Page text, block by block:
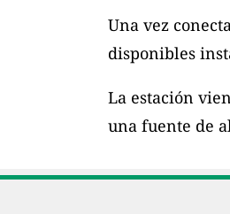
Una vez
disponibles
La estación
una fuente de